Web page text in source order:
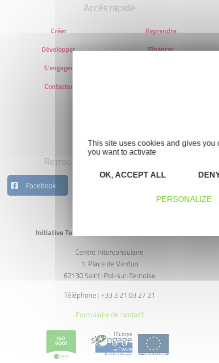
Initiative Ternois Artois 7 Vallées Montreuillois
Centre Interconsulaire
1, Place de Verdun
62130 Saint-Pol-sur-Ternoise
Téléphone : +33 3 21 03 27 21
Formulaire de contact
Accès rapide
Créer
Reprendre
Développer
Financer
S'engager
Contacter
Retrouvez nous sur nos réseaux
Facebook
This site uses cookies and gives you
you want to activate
OK, ACCEPT ALL
PERSONALIZE